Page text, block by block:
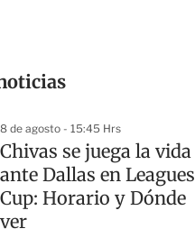
8 de agosto - 15:45 Hrs
Chivas se juega la vida
ante Dallas en Leagues
Cup: Horario y Dónde
ver